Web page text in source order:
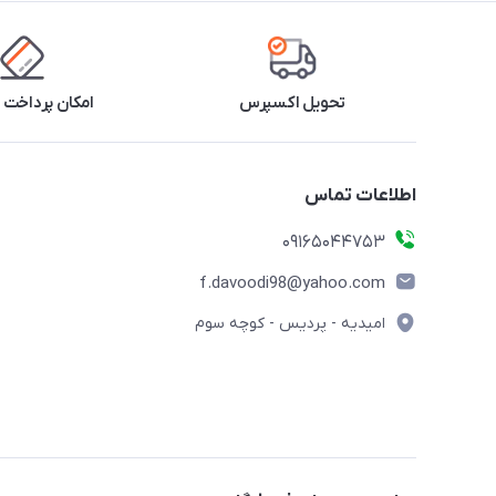
تحویل اکسپرس امکان
اطلاعات تماس
09165044753
f.davoodi98@yahoo.com
امیدیه - پردیس - کوچه سوم